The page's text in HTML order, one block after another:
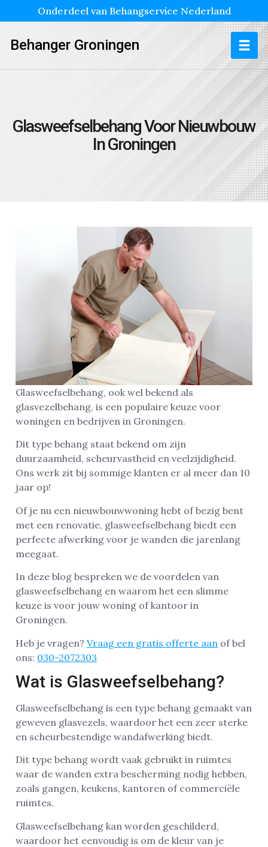
Onderdeel van Behangservice Nederland
Behanger Groningen
Glasweefselbehang Voor Nieuwbouw
In Groningen
Glasweefselbehang, ook wel bekend als
glasvezelbehang, is een populaire keuze voor
woningen en bedrijven in Groningen.
Dit type behang staat bekend om zijn
duurzaamheid, scheurvastheid en veelzijdigheid.
Ons werk zit bij sommige klanten er al meer dan 10
jaar op!
Of je nu een nieuwbouwwoning hebt of bezig bent
met een renovatie, glasweefselbehang biedt een
perfecte afwerking voor je wanden die jarenlang
meegaat.
In deze blog bespreken we de voordelen van
glasweefselbehang en waarom het een slimme
keuze is voor jouw woning of kantoor in
Groningen.
Heb je vragen? Vraag een gratis offerte aan of bel
ons: 030-2072303
Wat is Glasweefselbehang?
Glasweefselbehang is een type behang gemaakt van
geweven glasvezels, waardoor het een zeer sterke
en scheurbestendige wandafwerking biedt.
Dit type behang wordt vaak gebruikt in ruimtes
waar de wanden extra bescherming nodig hebben,
zoals gangen, keukens, kantoren of commerciële
ruimtes.
Glasweefselbehang kan worden geschilderd,
waardoor het eenvoudig is om de kleur van je